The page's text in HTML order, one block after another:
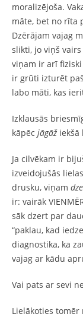
moralizējoša.
māte, bet no rīta
Dzērājam vajag
slikti, jo viņš
viņam ir arī
ir grūti izturēt
labo māti, kas
Izklausās
kāpēc jāgāžiekšā
Ja cilvēkam ir
izveidojušās
drusku, viņam
ir: vairāk
sāk dzert par
“paklau, kad
diagnostika, ka
vajag ar kādu
Vai pats ar sevi
Lielākoties tomēr